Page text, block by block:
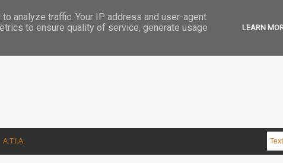
Α.Τ.Ι.Α.
analyze traffic. Your IP address and user-agent
to ensure quality of service, generate usage
LEARN